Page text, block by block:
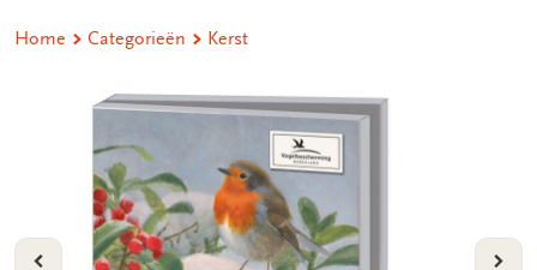
Home Categorieën Kerst